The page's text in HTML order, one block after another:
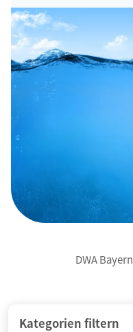
DWA Bayern
Kategorien filtern